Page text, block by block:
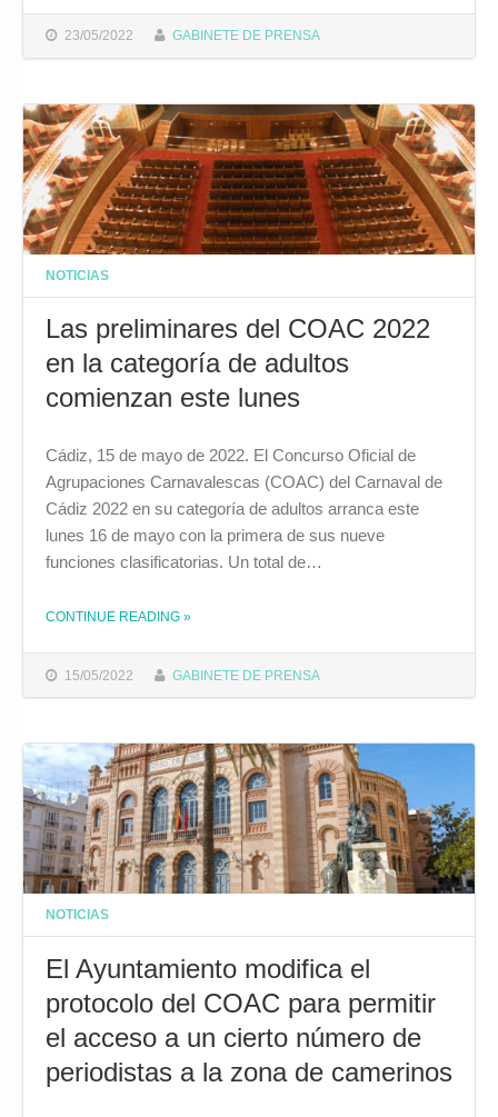
23/05/2022 GABINETE DE PRENSA
NOTICIAS
Las preliminares del COAC 2022
en la categoría de adultos
comienzan este lunes
15/05/2022 GABINETE DE PRENSA
Cádiz, 15 de mayo de 2022. El Concurso Oficial de
Agrupaciones Carnavalescas (COAC) del Carnaval de
Cádiz 2022 en su categoría de adultos arranca este
lunes 16 de mayo con la primera de sus nueve
funciones clasificatorias. Un total de…
CONTINUE READING THE "LAS PRELIMINARES DEL COAC 2022 EN LA CATEGORÍA DE ADULTOS COMIENZAN ESTE LUNES"
»
NOTICIAS
El Ayuntamiento modifica el
protocolo del COAC para permitir
el acceso a un cierto número de
periodistas a la zona de camerinos